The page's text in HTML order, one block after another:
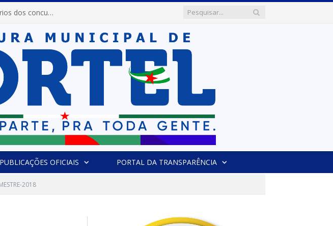
Prefeitura de Portel prorroga inscrições e altera horários dos concursos “Musa” e “Miss Mix Verão 2026”
PUBLICAÇÕES OFICIAIS PORTAL DA TRANSPARÊNCIA
2018